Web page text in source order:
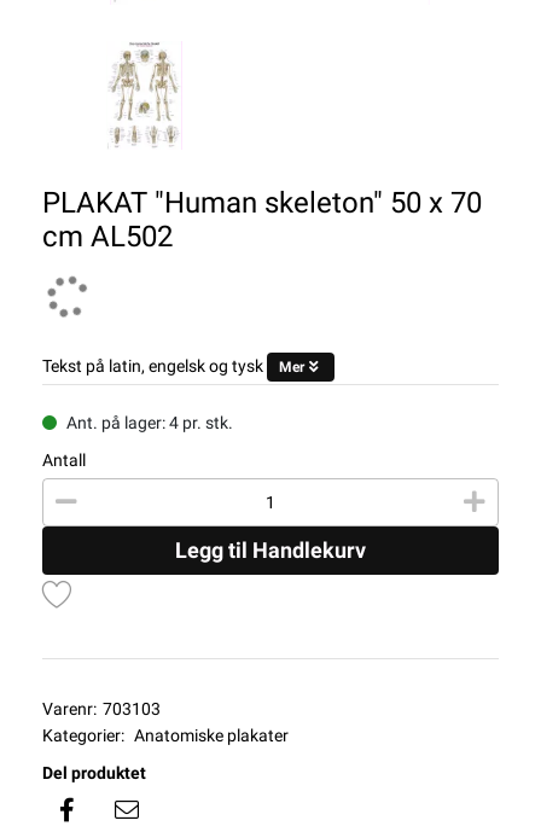
PLAKAT "Human skeleton" 50 x 70
cm AL502
Tekst på latin, engelsk og tysk Mer
Ant. på lager: 4 pr. stk.
Antall
Legg til Handlekurv
Varenr: 703103
Kategorier: Anatomiske plakater
Del produktet